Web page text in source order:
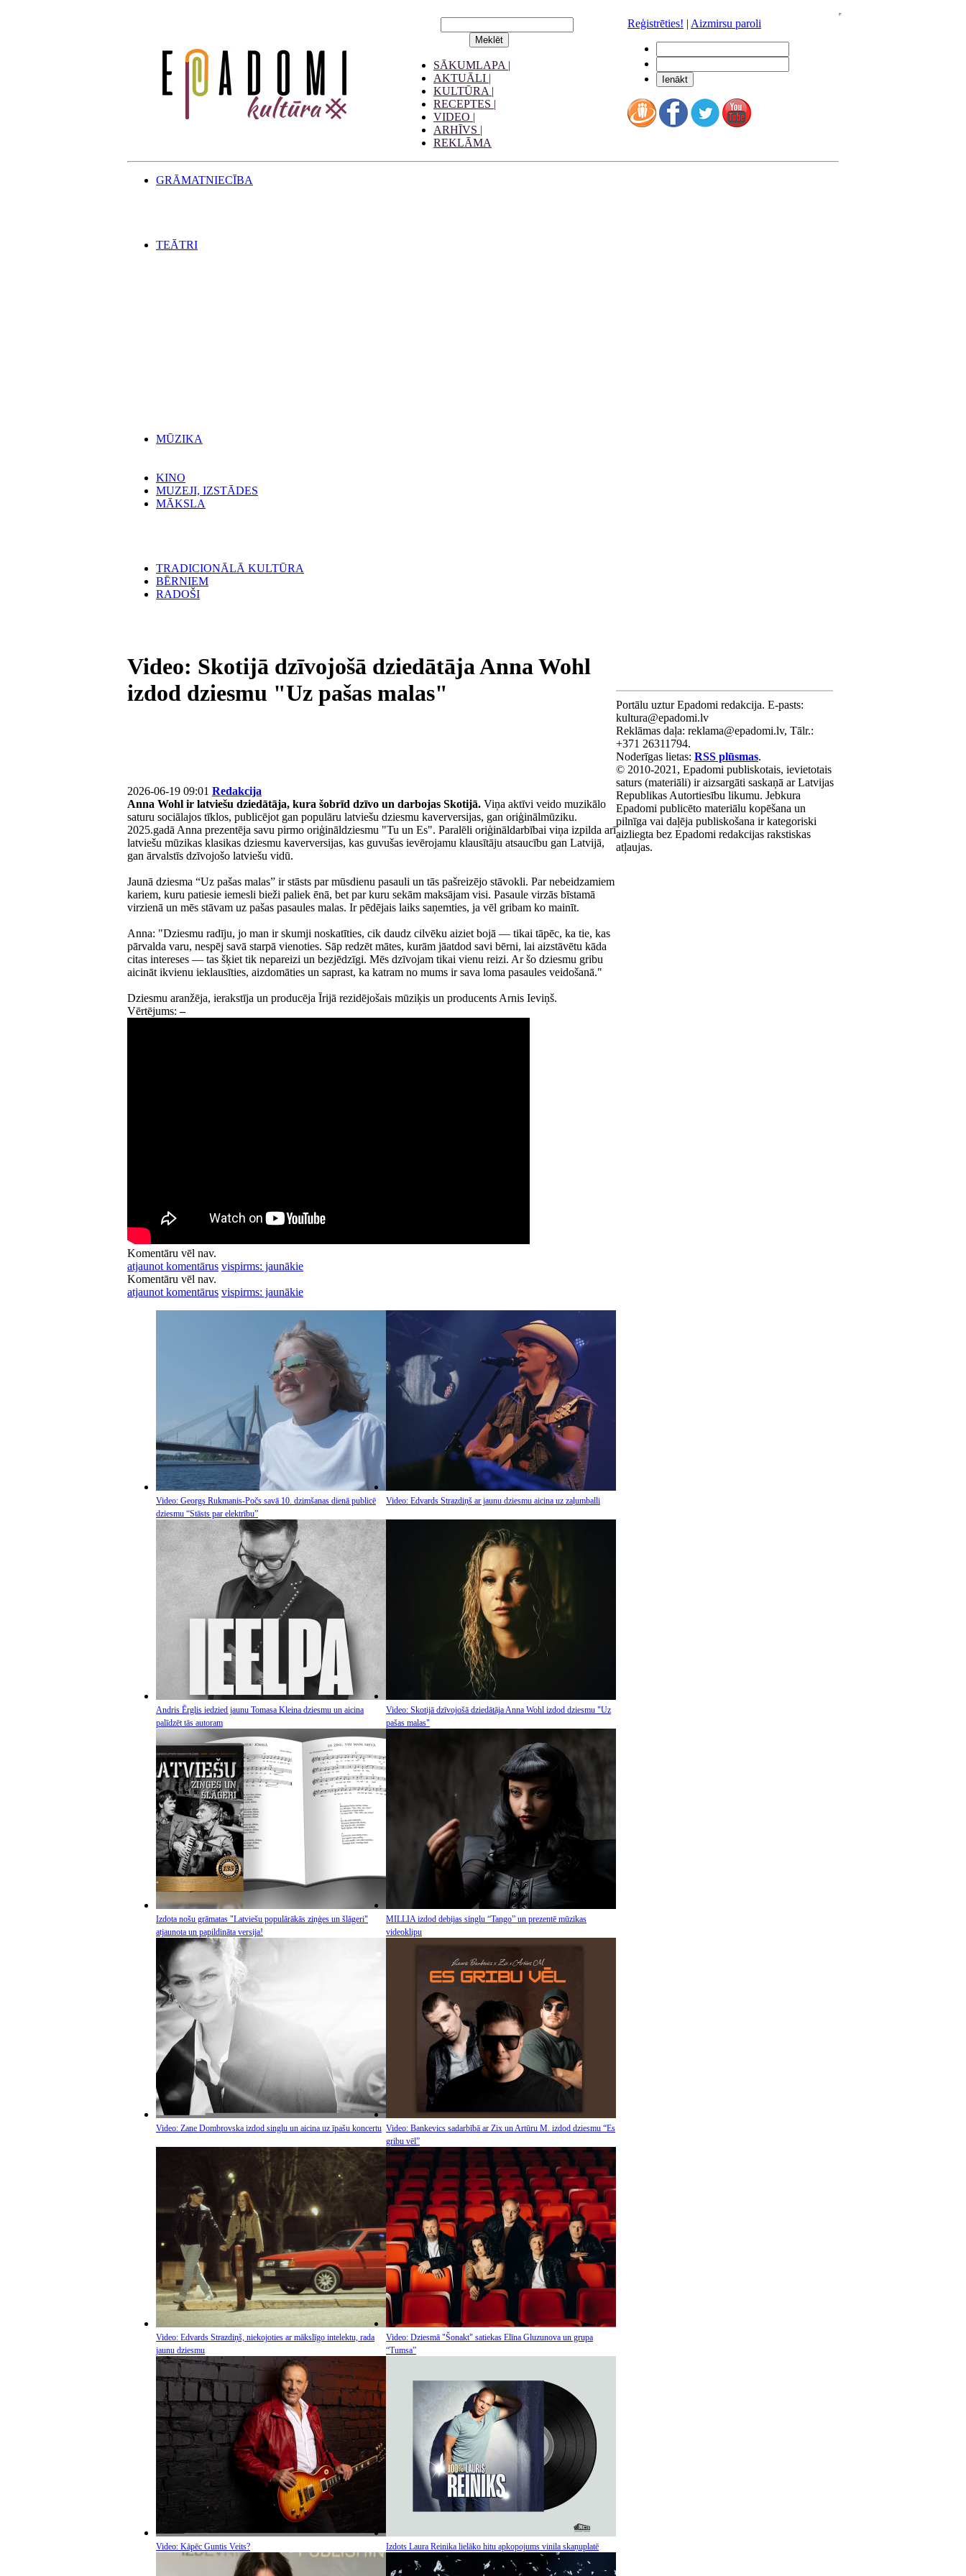
SĀKUMLAPA |
AKTUĀLI |
KULTŪRA |
RECEPTES |
VIDEO |
ARHĪVS |
REKLĀMA
Reģistrēties! | Aizmirsu paroli
GRĀMATNIECĪBA
TEĀTRI
MŪZIKA
KINO
MUZEJI, IZSTĀDES
MĀKSLA
TRADICIONĀLĀ KULTŪRA
BĒRNIEM
RADOŠI
Video: Skotijā dzīvojošā dziedātāja Anna Wohl
izdod dziesmu "Uz pašas malas"
2026-06-19 09:01 Redakcija
Anna Wohl ir latviešu dziedātāja, kura šobrīd dzīvo un darbojas Skotijā. Viņa aktīvi veido muzikālo
saturu sociālajos tīklos, publicējot gan populāru latviešu dziesmu kaverversijas, gan oriģinālmūziku.
2025.gadā Anna prezentēja savu pirmo oriģināldziesmu "Tu un Es". Paralēli oriģināldarbībai viņa izpilda arī
latviešu mūzikas klasikas dziesmu kaverversijas, kas guvušas ievērojamu klausītāju atsaucību gan Latvijā,
gan ārvalstīs dzīvojošo latviešu vidū.
Jaunā dziesma “Uz pašas malas” ir stāsts par mūsdienu pasauli un tās pašreizējo stāvokli. Par nebeidzamiem
kariem, kuru patiesie iemesli bieži paliek ēnā, bet par kuru sekām maksājam visi. Pasaule virzās bīstamā
virzienā un mēs stāvam uz pašas pasaules malas. Ir pēdējais laiks saņemties, ja vēl gribam ko mainīt.
Anna: "Dziesmu radīju, jo man ir skumji noskatīties, cik daudz cilvēku aiziet bojā — tikai tāpēc, ka tie, kas
pārvalda varu, nespēj savā starpā vienoties. Sāp redzēt mātes, kurām jāatdod savi bērni, lai aizstāvētu kāda
citas intereses — tas šķiet tik nepareizi un bezjēdzīgi. Mēs dzīvojam tikai vienu reizi. Ar šo dziesmu gribu
aicināt ikvienu ieklausīties, aizdomāties un saprast, ka katram no mums ir sava loma pasaules veidošanā."
Dziesmu aranžēja, ierakstīja un producēja Īrijā rezidējošais mūziķis un producents Arnis Ieviņš.
Vērtējums:–
Komentāru vēl nav.
atjaunot komentārus vispirms: jaunākie
Komentāru vēl nav.
atjaunot komentārus vispirms: jaunākie
Video: Georgs Rukmanis-Počs savā 10. dzimšanas dienā publicē
dziesmu “Stāsts par elektrību”
Video: Edvards Strazdiņš ar jaunu dziesmu aicina uz zaļumballi
Andris Ērglis iedzied jaunu Tomasa Kleina dziesmu un aicina
palīdzēt tās autoram
Video: Skotijā dzīvojošā dziedātāja Anna Wohl izdod dziesmu "Uz
pašas malas"
Izdota nošu grāmatas "Latviešu populārākās ziņģes un šlāgeri"
atjaunota un papildināta versija!
MILLIA izdod debijas singlu “Tango” un prezentē mūzikas
videoklipu
Video: Zane Dombrovska izdod singlu un aicina uz īpašu koncertu Video: Bankevics sadarbībā ar Zix un Artūru M. izdod dziesmu “Es
gribu vēl”
Video: Edvards Strazdiņš, niekojoties ar mākslīgo intelektu, rada
jaunu dziesmu
Video: Dziesmā "Šonakt" satiekas Elīna Gluzunova un grupa
“Tumsa”
Video: Kāpēc Guntis Veits? Izdots Laura Reinika lielāko hitu apkopojums vinila skaņuplatē
Portālu uztur Epadomi redakcija. E-pasts:
kultura@epadomi.lv
Reklāmas daļa: reklama@epadomi.lv, Tālr.:
+371 26311794.
Noderīgas lietas: RSS plūsmas.
© 2010-2021, Epadomi publiskotais, ievietotais
saturs (materiāli) ir aizsargāti saskaņā ar Latvijas
Republikas Autortiesību likumu. Jebkura
Epadomi publicēto materiālu kopēšana un
pilnīga vai daļēja publiskošana ir kategoriski
aizliegta bez Epadomi redakcijas rakstiskas
atļaujas.